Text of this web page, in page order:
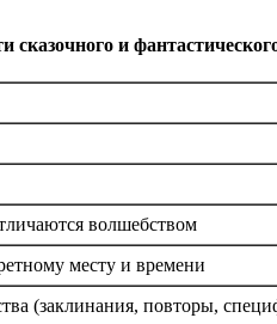
и
волшебством
месту и времени
(заклинания, повторы,